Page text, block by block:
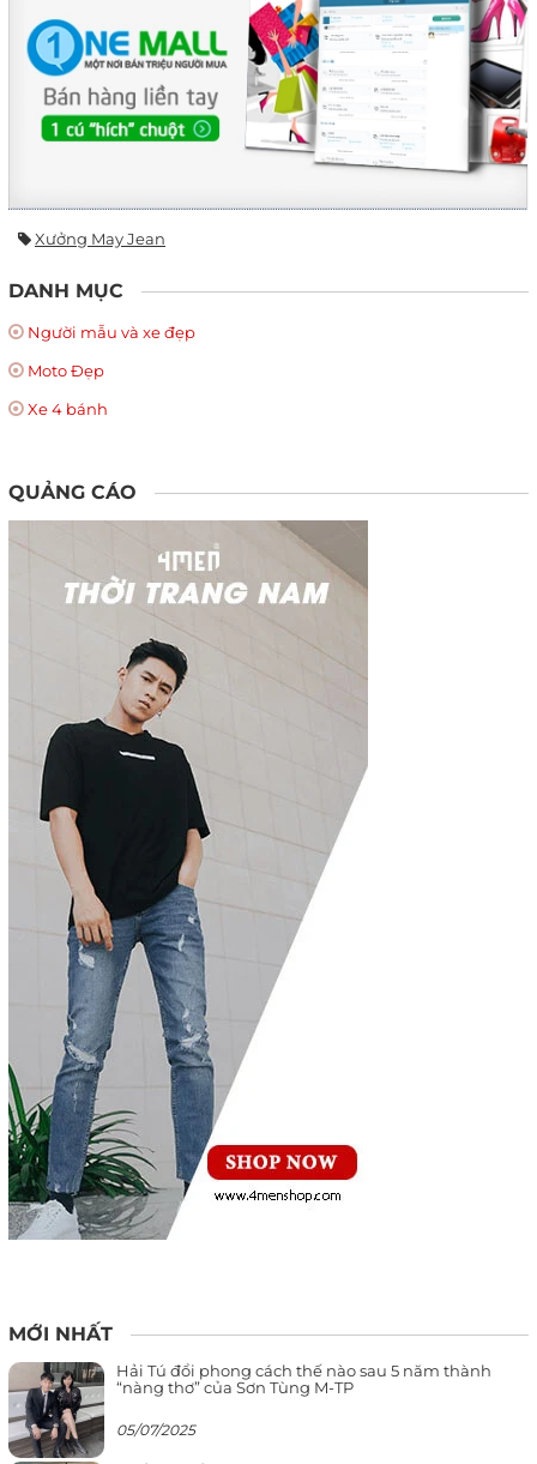
Xưởng May Jean
DANH MỤC
Người mẫu và xe đẹp
Moto Đẹp
Xe 4 bánh
QUẢNG CÁO
MỚI NHẤT
Hải Tú đổi phong cách thế nào sau 5 năm thành
“nàng thơ” của Sơn Tùng M-TP
05/07/2025